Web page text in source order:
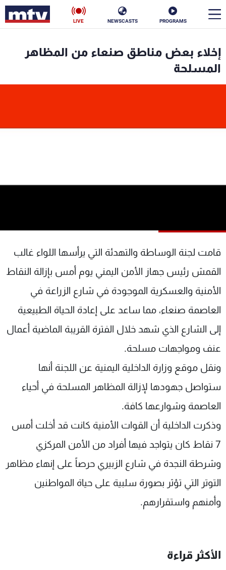
PROGRAMS
NEWSCASTS
LIVE
إخلاء بعض مناطق صنعاء من المظاهر
المسلحة
قامت لجنة الوساطة والتهدئة التي يرأسها اللواء غالب
القمش رئيس جهاز الأمن اليمني يوم أمس بإزالة النقاط
الأمنية والعسكرية الموجودة في شارع الزراعة في
العاصمة صنعاء، مما ساعد على إعادة الحياة الطبيعية
إلى الشارع الذي شهد خلال الفترة القريبة الماضية أعمال
عنف ومواجهات مسلحة.
ونقل موقع وزارة الداخلية اليمنية عن اللجنة أنها
ستواصل جهودها لإزالة المظاهر المسلحة في أحياء
العاصمة وشوارعها كافة.
وذكرت الداخلية أن القوات الأمنية كانت قد أخلت أمس
7 نقاط كان يتواجد فيها أفراد من الأمن المركزي
وشرطة النجدة في شارع الزبيري حرصاً على إنهاء مظاهر
التوتر التي تؤثر بصورة سلبية على حياة المواطنين
وأمنهم واستقرارهم.
الأكثر قراءة
الأخبار
الترددات
الإنـتـاج
لاعلاناتكم
تواصل معنا
شروط الإسـتخدام
سياسة الخصوصية